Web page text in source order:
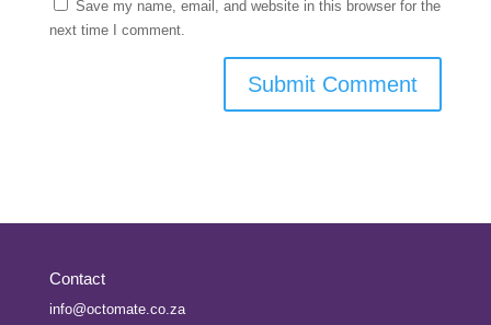
Save my name, email, and website in this browser for the
next time I comment.
Contact
info@octomate.co.za